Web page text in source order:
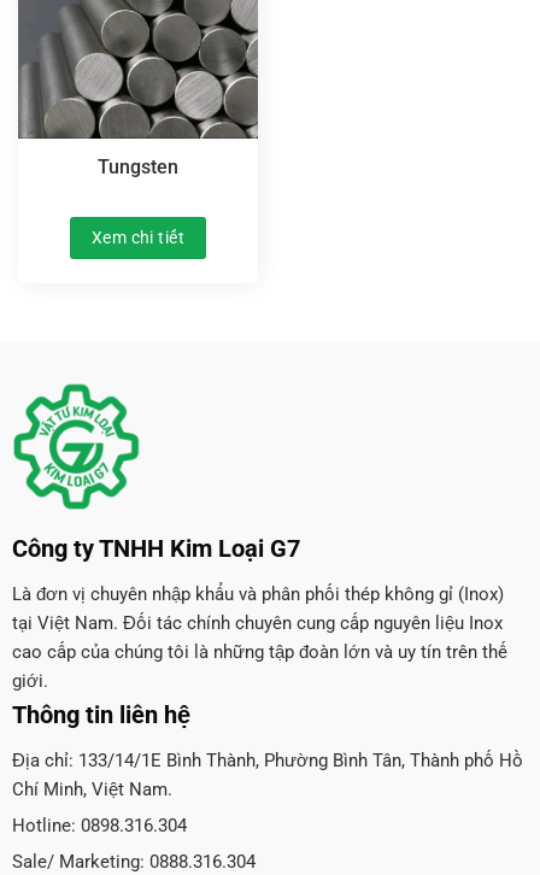
Tungsten
Xem chi tiết
Công ty TNHH Kim Loại G7
Là đơn vị chuyên nhập khẩu và phân phối thép không gỉ (Inox)
tại Việt Nam. Đối tác chính chuyên cung cấp nguyên liệu Inox
cao cấp của chúng tôi là những tập đoàn lớn và uy tín trên thế
giới.
Thông tin liên hệ
Địa chỉ: 133/14/1E Bình Thành, Phường Bình Tân, Thành phố Hồ
Chí Minh, Việt Nam.
Hotline: 0898.316.304
Sale/ Marketing: 0888.316.304